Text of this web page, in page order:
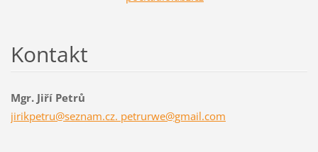
Kontakt
Mgr. Jiří Petrů
jirikpetru@seznam.cz. petrurwe@gmail.com